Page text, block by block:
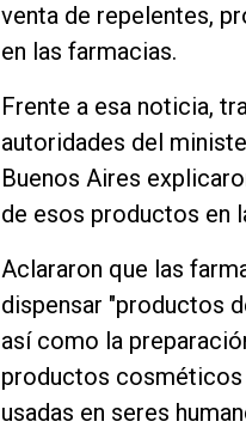
venta de repelentes,
en las farmacias.
Frente a esa noticia,
autoridades del
Buenos Aires
de esos productos en
Aclararon que las
dispensar "productos
así como la
productos
usadas en seres